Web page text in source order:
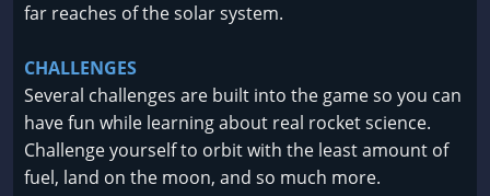
far reaches of the solar system.
CHALLENGES
Several challenges are built into the game so you can
have fun while learning about real rocket science.
Challenge yourself to orbit with the least amount of
fuel, land on the moon, and so much more.